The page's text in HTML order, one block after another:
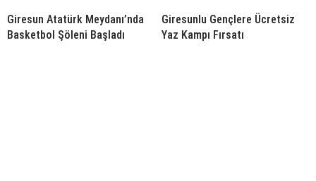
Giresun Atatürk Meydanı’nda
Basketbol Şöleni Başladı
Giresunlu Gençlere Ücretsiz
Yaz Kampı Fırsatı